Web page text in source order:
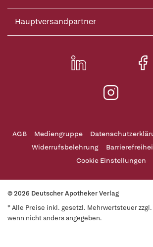
Hauptversandpartner
AGB Mediengruppe
Widerrufsbelehrung
Cookie Einstellungen
© 2026 Deutscher Apotheker Verlag
* Alle Preise inkl. gesetzl. Mehrwertsteuer
wenn nicht anders angegeben.